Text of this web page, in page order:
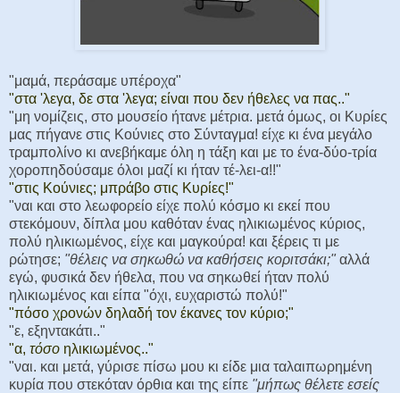
"μαμά, περάσαμε υπέροχα"
"στα 'λεγα, δε στα 'λεγα; είναι που δεν ήθελες να πας.."
"μη νομίζεις, στο μουσείο ήτανε μέτρια. μετά όμως, οι Κυρίες
μας πήγανε στις Κούνιες στο Σύνταγμα! είχε κι ένα μεγάλο
τραμπολίνο κι ανεβήκαμε όλη η τάξη και με το ένα-δύο-τρία
χοροπηδούσαμε όλοι μαζί κι ήταν τέ-λει-α!!"
"στις Κούνιες; μπράβο στις Κυρίες!"
"ναι και στο λεωφορείο είχε πολύ κόσμο κι εκεί που
στεκόμουν, δίπλα μου καθόταν ένας ηλικιωμένος κύριος,
πολύ ηλικιωμένος, είχε και μαγκούρα! και ξέρεις τι με
ρώτησε; "θέλεις να σηκωθώ να καθήσεις κοριτσάκι;"αλλά
εγώ, φυσικά δεν ήθελα, που να σηκωθεί ήταν πολύ
ηλικιωμένος και είπα "όχι, ευχαριστώ πολύ!"
"πόσο χρονών δηλαδή τον έκανες τον κύριο;"
"ε, εξηντακάτι.."
"α, τόσο ηλικιωμένος.."
"ναι. και μετά, γύρισε πίσω μου κι είδε μια ταλαιπωρημένη
κυρία που στεκόταν όρθια και της είπε "μήπως θέλετε εσείς